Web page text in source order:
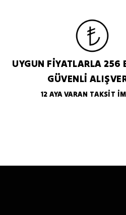
UYGUN FİYATLARLA 256
GÜVENLİ
12 AYA VARAN TAKSİT